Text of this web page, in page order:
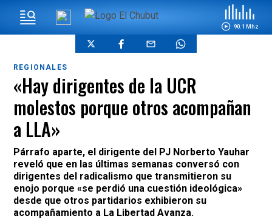
90.1 Mhz
REGIONALES
«Hay dirigentes de la UCR
molestos porque otros acompañan
a LLA»
Párrafo aparte, el dirigente del PJ Norberto Yauhar
reveló que en las últimas semanas conversó con
dirigentes del radicalismo que transmitieron su
enojo porque «se perdió una cuestión ideológica»
desde que otros partidarios exhibieron su
acompañamiento a La Libertad Avanza.